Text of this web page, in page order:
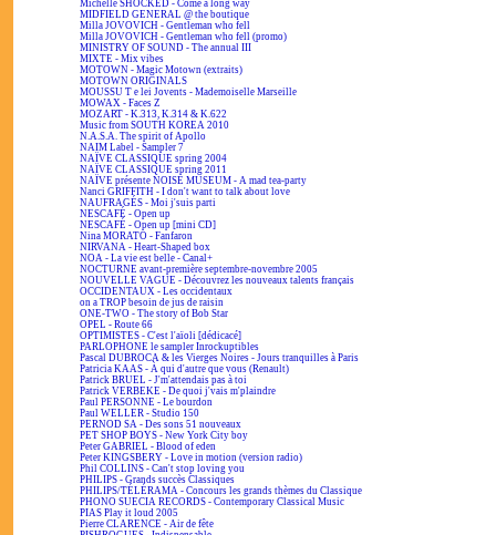
Michelle SHOCKED - Come a long way
MIDFIELD GENERAL @ the boutique
Milla JOVOVICH - Gentleman who fell
Milla JOVOVICH - Gentleman who fell (promo)
MINISTRY OF SOUND - The annual III
MIXTE - Mix vibes
MOTOWN - Magic Motown (extraits)
MOTOWN ORIGINALS
MOUSSU T e lei Jovents - Mademoiselle Marseille
MOWAX - Faces Z
MOZART - K.313, K.314 & K.622
Music from SOUTH KOREA 2010
N.A.S.A. The spirit of Apollo
NAIM Label - Sampler 7
NAÏVE CLASSIQUE spring 2004
NAÏVE CLASSIQUE spring 2011
NAÏVE présente NOISE MUSEUM - A mad tea-party
Nanci GRIFFITH - I don't want to talk about love
NAUFRAGÉS - Moi j'suis parti
NESCAFÉ - Open up
NESCAFÉ - Open up [mini CD]
Nina MORATO - Fanfaron
NIRVANA - Heart-Shaped box
NOA - La vie est belle - Canal+
NOCTURNE avant-première septembre-novembre 2005
NOUVELLE VAGUE - Découvrez les nouveaux talents français
OCCIDENTAUX - Les occidentaux
on a TROP besoin de jus de raisin
ONE-TWO - The story of Bob Star
OPEL - Route 66
OPTIMISTES - C'est l'aïoli [dédicacé]
PARLOPHONE le sampler Inrockuptibles
Pascal DUBROCA & les Vierges Noires - Jours tranquilles à Paris
Patricia KAAS - À qui d'autre que vous (Renault)
Patrick BRUEL - J'm'attendais pas à toi
Patrick VERBEKE - De quoi j'vais m'plaindre
Paul PERSONNE - Le bourdon
Paul WELLER - Studio 150
PERNOD SA - Des sons 51 nouveaux
PET SHOP BOYS - New York City boy
Peter GABRIEL - Blood of eden
Peter KINGSBERY - Love in motion (version radio)
Phil COLLINS - Can't stop loving you
PHILIPS - Grands succès Classiques
PHILIPS/TÉLÉRAMA - Concours les grands thèmes du Classique
PHONO SUECIA RECORDS - Contemporary Classical Music
PIAS Play it loud 2005
Pierre CLARENCE - Air de fête